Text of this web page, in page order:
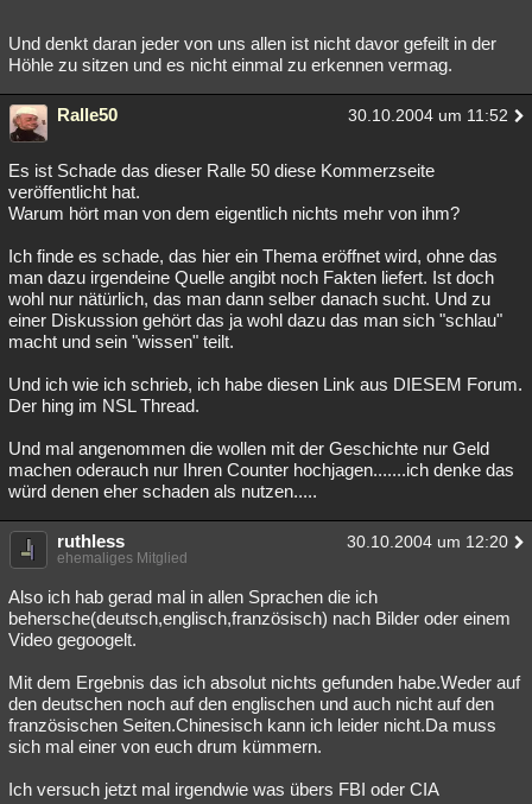
Und denkt daran jeder von uns allen ist nicht davor gefeilt in der
Höhle zu sitzen und es nicht einmal zu erkennen vermag.
Ralle50 30.10.2004 um 11:52
Es ist Schade das dieser Ralle 50 diese Kommerzseite
veröffentlicht hat.
Warum hört man von dem eigentlich nichts mehr von ihm?
Ich finde es schade, das hier ein Thema eröffnet wird, ohne das
man dazu irgendeine Quelle angibt noch Fakten liefert. Ist doch
wohl nur nätürlich, das man dann selber danach sucht. Und zu
einer Diskussion gehört das ja wohl dazu das man sich "schlau"
macht und sein "wissen" teilt.
Und ich wie ich schrieb, ich habe diesen Link aus DIESEM Forum.
Der hing im NSL Thread.
Und mal angenommen die wollen mit der Geschichte nur Geld
machen oderauch nur Ihren Counter hochjagen.......ich denke das
würd denen eher schaden als nutzen.....
ruthless 30.10.2004 um 12:20
ehemaliges Mitglied
Also ich hab gerad mal in allen Sprachen die ich
behersche(deutsch,englisch,französisch) nach Bilder oder einem
Video gegoogelt.
Mit dem Ergebnis das ich absolut nichts gefunden habe.Weder auf
den deutschen noch auf den englischen und auch nicht auf den
französischen Seiten.Chinesisch kann ich leider nicht.Da muss
sich mal einer von euch drum kümmern.
Ich versuch jetzt mal irgendwie was übers FBI oder CIA